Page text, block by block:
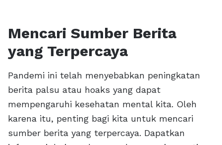
Mencari Sumber Berita
yang Terpercaya
Pandemi ini telah menyebabkan peningkatan
berita palsu atau hoaks yang dapat
mempengaruhi kesehatan mental kita. Oleh
karena itu, penting bagi kita untuk mencari
sumber berita yang terpercaya. Dapatkan